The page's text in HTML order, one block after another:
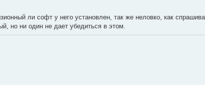
ли софт у него установлен, так же неловко, как
но ни один не дает убедиться в этом.